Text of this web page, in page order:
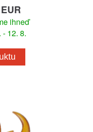
ihneď
- 12. 8.